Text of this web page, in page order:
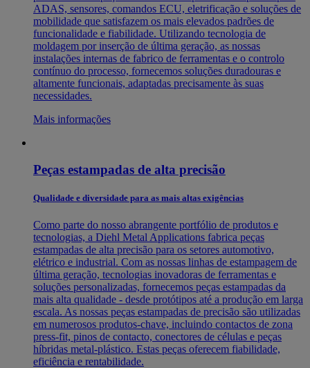
ADAS, sensores, comandos ECU, eletrificação e soluções de
mobilidade que satisfazem os mais elevados padrões de
funcionalidade e fiabilidade. Utilizando tecnologia de
moldagem por inserção de última geração, as nossas
instalações internas de fabrico de ferramentas e o controlo
contínuo do processo, fornecemos soluções duradouras e
altamente funcionais, adaptadas precisamente às suas
necessidades.
Mais informações
Peças estampadas de alta precisão
Qualidade e diversidade para as mais altas exigências
Como parte do nosso abrangente portfólio de produtos e
tecnologias, a Diehl Metal Applications fabrica peças
estampadas de alta precisão para os setores automotivo,
elétrico e industrial. Com as nossas linhas de estampagem de
última geração, tecnologias inovadoras de ferramentas e
soluções personalizadas, fornecemos peças estampadas da
mais alta qualidade - desde protótipos até a produção em larga
escala. As nossas peças estampadas de precisão são utilizadas
em numerosos produtos-chave, incluindo contactos de zona
press-fit, pinos de contacto, conectores de células e peças
híbridas metal-plástico. Estas peças oferecem fiabilidade,
eficiência e rentabilidade.